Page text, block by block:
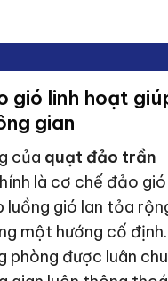
gió linh hoạt
gian
của quạt đảo trần
là cơ chế đảo
luồng gió lan tỏa
một hướng cố
phòng được luân